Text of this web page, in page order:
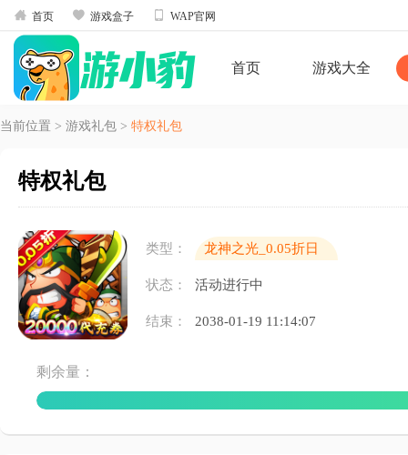
 首页  游戏盒子  WAP官网
首页 游戏大全
当前位置 > 游戏礼包 > 特权礼包
特权礼包
类型：
龙神之光_0.05折日
状态：
活动进行中
结束： 2038-01-19 11:14:07
剩余量：